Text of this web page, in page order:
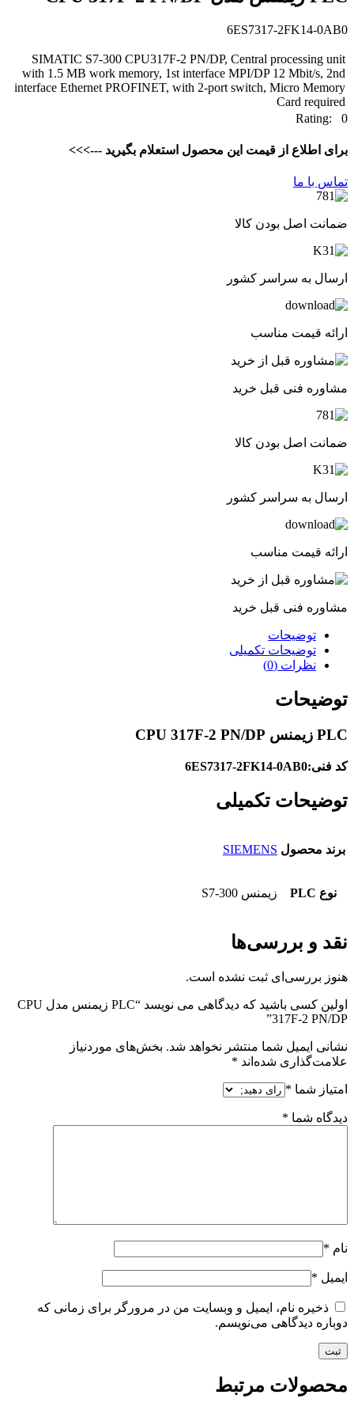
6ES7317-2FK14-0AB0
SIMATIC S7-300 CPU317F-2 PN/DP, Central processing unit
with 1.5 MB work memory, 1st interface MPI/DP 12 Mbit/s, 2nd
interface Ethernet PROFINET, with 2-port switch, Micro Memory
Card required
Rating: 0
برای اطلاع از قیمت این محصول استعلام بگیرید --->>>
تماس با ما
ضمانت اصل بودن کالا
ارسال به سراسر کشور
ارائه قیمت مناسب
مشاوره فنی قبل خرید
ضمانت اصل بودن کالا
ارسال به سراسر کشور
ارائه قیمت مناسب
مشاوره فنی قبل خرید
توضیحات
توضیحات تکمیلی
نظرات (0)
توضیحات
PLC زیمنس CPU 317F-2 PN/DP
کد فنی:6ES7317-2FK14-0AB0
توضیحات تکمیلی
برند محصول SIEMENS
نوع PLC زیمنس S7-300
نقد و بررسی‌ها
هنوز بررسی‌ای ثبت نشده است.
اولین کسی باشید که دیدگاهی می نویسد “PLC زیمنس مدل CPU
317F-2 PN/DP”
نشانی ایمیل شما منتشر نخواهد شد. بخش‌های موردنیاز
علامت‌گذاری شده‌اند *
امتیاز شما *
دیدگاه شما *
نام *
ایمیل *
ذخیره نام، ایمیل و وبسایت من در مرورگر برای زمانی که
دوباره دیدگاهی می‌نویسم.
محصولات مرتبط